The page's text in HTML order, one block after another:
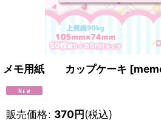
メモ用紙 カップケーキ [
販売価格: 370円(税込)